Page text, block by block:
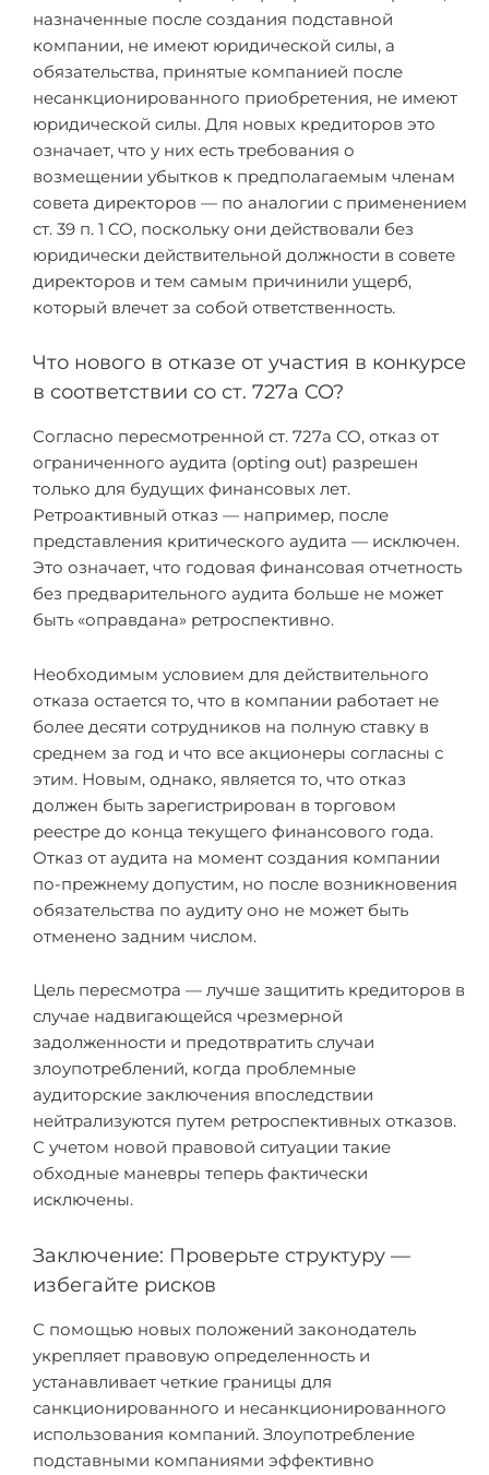
назначенные после создания подставной
компании, не имеют юридической силы, а
обязательства, принятые компанией после
несанкционированного приобретения, не имеют
юридической силы. Для новых кредиторов это
означает, что у них есть требования о
возмещении убытков к предполагаемым членам
совета директоров — по аналогии с применением
ст. 39 п. 1 CO, поскольку они действовали без
юридически действительной должности в совете
директоров и тем самым причинили ущерб,
который влечет за собой ответственность.
Что нового в отказе от участия в конкурсе
в соответствии со ст. 727a CO?
Согласно пересмотренной ст. 727a CO, отказ от
ограниченного аудита (opting out) разрешен
только для будущих финансовых лет.
Ретроактивный отказ — например, после
представления критического аудита — исключен.
Это означает, что годовая финансовая отчетность
без предварительного аудита больше не может
быть «оправдана» ретроспективно.
Необходимым условием для действительного
отказа остается то, что в компании работает не
более десяти сотрудников на полную ставку в
среднем за год и что все акционеры согласны с
этим. Новым, однако, является то, что отказ
должен быть зарегистрирован в торговом
реестре до конца текущего финансового года.
Отказ от аудита на момент создания компании
по-прежнему допустим, но после возникновения
обязательства по аудиту оно не может быть
отменено задним числом.
Цель пересмотра — лучше защитить кредиторов в
случае надвигающейся чрезмерной
задолженности и предотвратить случаи
злоупотреблений, когда проблемные
аудиторские заключения впоследствии
нейтрализуются путем ретроспективных отказов.
С учетом новой правовой ситуации такие
обходные маневры теперь фактически
исключены.
Заключение: Проверьте структуру —
избегайте рисков
С помощью новых положений законодатель
укрепляет правовую определенность и
устанавливает четкие границы для
санкционированного и несанкционированного
использования компаний. Злоупотребление
подставными компаниями эффективно